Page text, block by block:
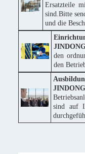
Ersatzteile
sind.Bitte
und die
den
den
sind auf